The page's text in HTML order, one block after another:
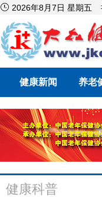
 2026年8月7日 星期五
健康新闻 养老
健康科普